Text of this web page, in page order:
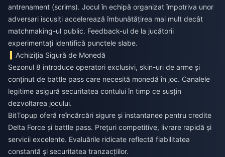
antrenament (scrims). Jocul în echipă organizat împotriva unor
adversari iscusiți accelerează îmbunătățirea mai mult decât
matchmaking-ul public. Feedback-ul de la jucătorii
experimentați identifică punctele slabe.
Achiziția Sigură de Monedă
Sezonul 8 introduce operatori exclusivi, skin-uri de arme și
conținut de battle pass care necesită monedă în joc. Canalele
legitime asigură securitatea contului în timp ce susțin
dezvoltarea jocului.
BitTopup oferă reîncărcări sigure și instantanee pentru credite
Delta Force și battle pass. Prețuri competitive, livrare rapidă și
servicii excelente. Evaluările ridicate reflectă fiabilitatea
constantă și securitatea tranzacțiilor.